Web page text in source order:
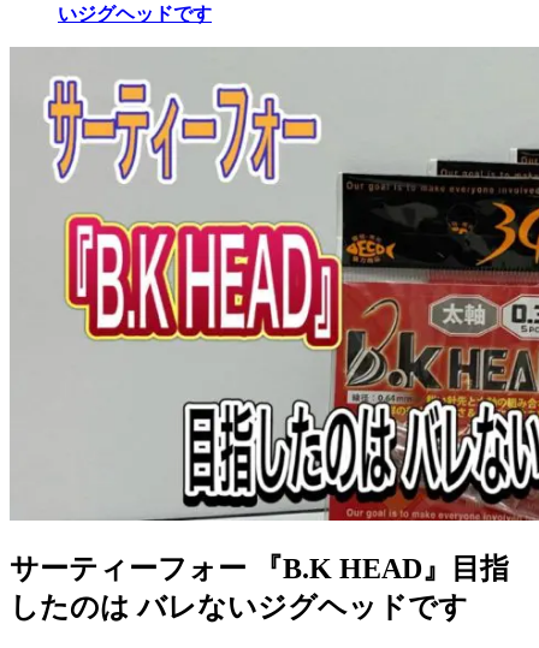
いジグヘッドです
サーティーフォー 『B.K HEAD』目指
したのは バレないジグヘッドです